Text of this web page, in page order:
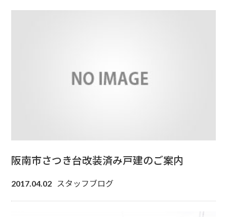
阪南市さつき台改装済み戸建のご案内
2017.04.02 スタッフブログ